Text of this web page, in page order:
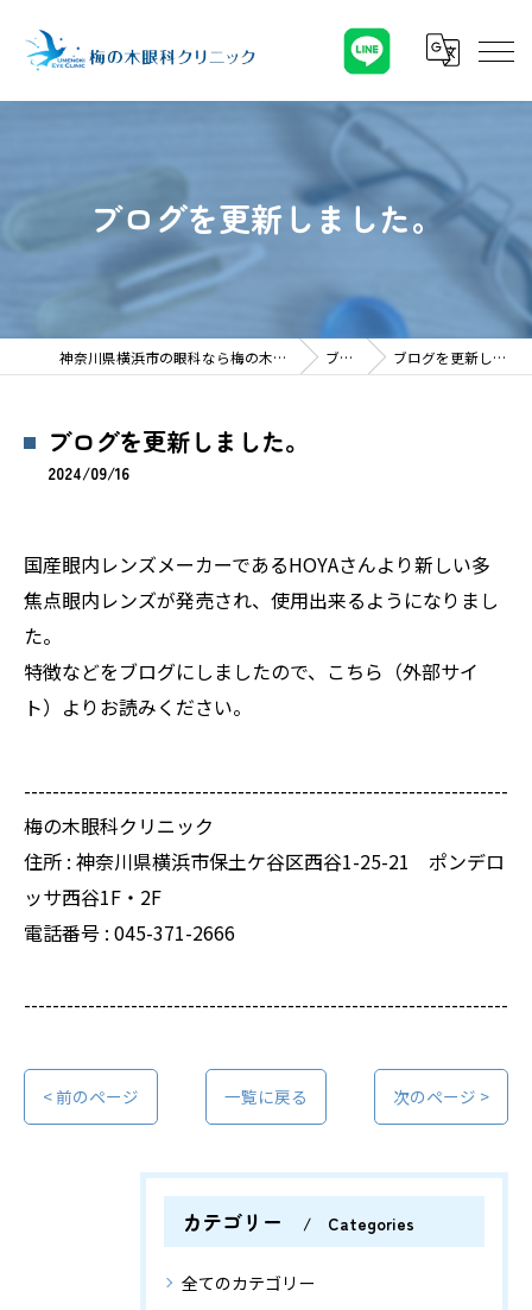
ブログを更新しました。
神奈川県横浜市の眼科なら梅の木眼科クリニック ブログ ブログを更新しました。
ブログを更新しました。
2024/09/16
国産眼内レンズメーカーであるHOYAさんより新しい多
焦点眼内レンズが発売され、使用出来るようになりまし
た。
特徴などをブログにしましたので、 こちら （外部サイ
ト）よりお読みください。
--------------------------------------------------------------------
梅の木眼科クリニック
住所 : 神奈川県横浜市保土ケ谷区西谷1-25-21 ポンデロ
ッサ西谷1F・2F
電話番号 : 045-371-2666
--------------------------------------------------------------------
< 前のページ 一覧に戻る 次のページ >
カテゴリー Categories
全てのカテゴリー